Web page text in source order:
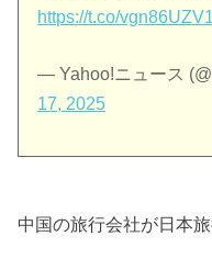
https://t.co/
— Yahoo!ニュース
17, 2025
中国の旅行会社が日本